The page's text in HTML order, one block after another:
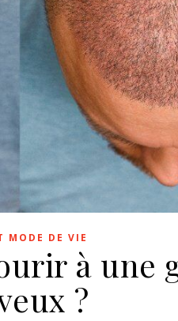
MODE DE VIE
à une
?